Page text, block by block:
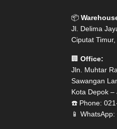
📦
Jl. Delima
Ciputat
🏢 Office:
Jln. Muhtar
Sawangan
Kota Depok –
☎️ Phone:
📱 WhatsApp: